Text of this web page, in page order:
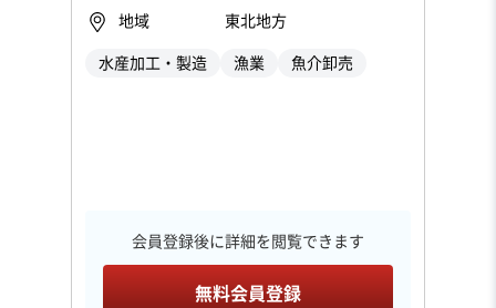
地域 東北地方
水産加工・製造 漁業 魚介卸売
会員登録後に詳細を閲覧できます
無料会員登録